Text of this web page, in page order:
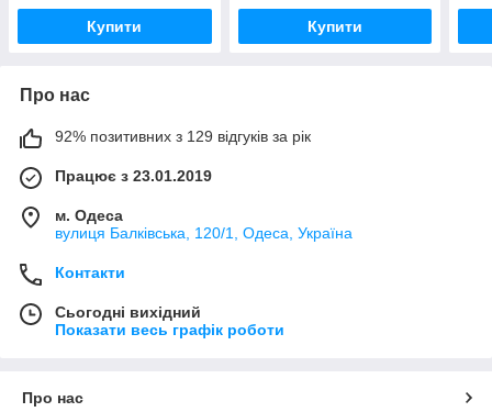
Купити Купити
Про нас
92% позитивних з 129 відгуків за рік
Працює з 23.01.2019
м. Одеса
вулиця Балківська, 120/1, Одеса, Україна
Контакти
Сьогодні вихідний
Показати весь графік роботи
Про нас